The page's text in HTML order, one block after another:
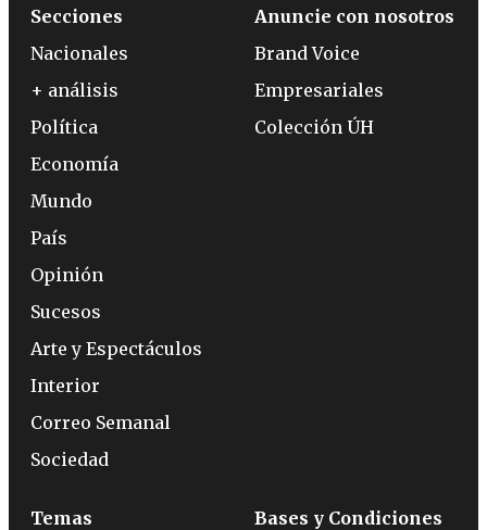
Secciones
Nacionales
+ análisis
Política
Economía
Mundo
País
Opinión
Sucesos
Arte y Espectáculos
Interior
Correo Semanal
Sociedad
Anuncie con nosotros
Brand Voice
Empresariales
Colección ÚH
Temas
Bases y Condiciones